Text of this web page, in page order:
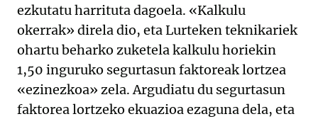
ezkutatu harrituta dagoela. «Kalkulu
okerrak» direla dio, eta Lurteken teknikariek
ohartu beharko zuketela kalkulu horiekin
1,50 inguruko segurtasun faktoreak lortzea
«ezinezkoa» zela. Argudiatu du segurtasun
faktorea lortzeko ekuazioa ezaguna dela, eta